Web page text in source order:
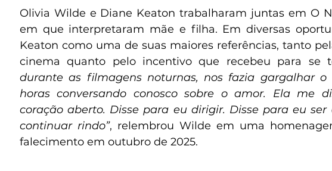
Olivia Wilde e Diane Keaton trabalharam juntas em O
em que interpretaram mãe e filha. Em diversas
Keaton como uma de suas maiores referências, tanto
cinema quanto pelo incentivo que recebeu para se
durante as filmagens noturnas, nos fazia gargalhar
horas conversando conosco sobre o amor. Ela me
coração aberto. Disse para eu dirigir. Disse para eu ser
continuar rindo”, relembrou Wilde em uma
falecimento em outubro de 2025.